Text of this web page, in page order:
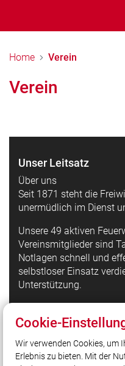
Home Verein
Verein
Unser Leitsatz
Über uns
Seit 1871 steht die
unermüdlich im Dienst
Unsere 49 aktiven
Vereinsmitglieder sind
Notlagen schnell und
selbstloser Einsatz
Unterstützung.
Quicklinks
LFV Bayern
Quicklink intern
Cookie-
Wir verwenden Cookies, um
Erlebnis zu bieten. Mit der